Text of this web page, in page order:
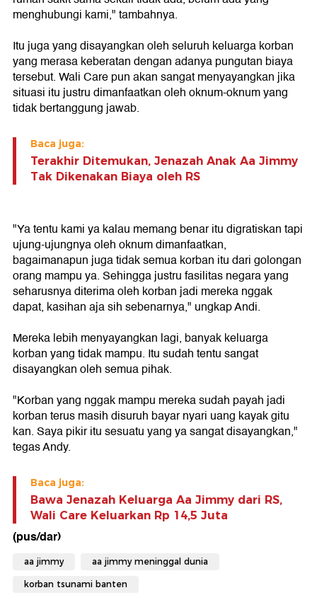
menghubungi kami," tambahnya.
Itu juga yang disayangkan oleh seluruh keluarga korban
yang merasa keberatan dengan adanya pungutan biaya
tersebut. Wali Care pun akan sangat menyayangkan jika
situasi itu justru dimanfaatkan oleh oknum-oknum yang
tidak bertanggung jawab.
Baca juga:
Terakhir Ditemukan, Jenazah Anak Aa Jimmy
Tak Dikenakan Biaya oleh RS
"Ya tentu kami ya kalau memang benar itu digratiskan tapi
ujung-ujungnya oleh oknum dimanfaatkan,
bagaimanapun juga tidak semua korban itu dari golongan
orang mampu ya. Sehingga justru fasilitas negara yang
seharusnya diterima oleh korban jadi mereka nggak
dapat, kasihan aja sih sebenarnya," ungkap Andi.
Mereka lebih menyayangkan lagi, banyak keluarga
korban yang tidak mampu. Itu sudah tentu sangat
disayangkan oleh semua pihak.
"Korban yang nggak mampu mereka sudah payah jadi
korban terus masih disuruh bayar nyari uang kayak gitu
kan. Saya pikir itu sesuatu yang ya sangat disayangkan,"
tegas Andy.
Baca juga:
Bawa Jenazah Keluarga Aa Jimmy dari RS,
Wali Care Keluarkan Rp 14,5 Juta
(pus/dar)
aa jimmy aa jimmy meninggal dunia
korban tsunami banten